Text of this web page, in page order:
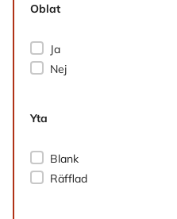
Oblat
Oblat
Ja
Nej
Yta
Yta Blank
Räfflad